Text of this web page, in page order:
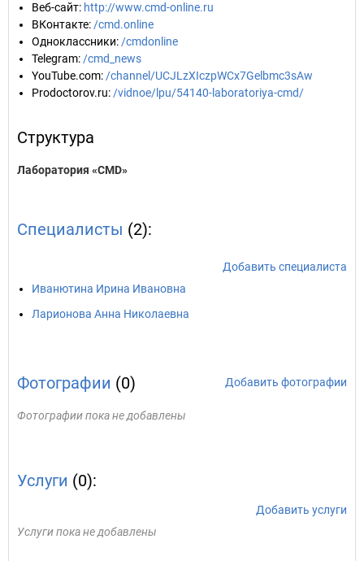
Веб-сайт: http://www.cmd-online.ru
ВКонтакте: /cmd.online
Одноклассники: /cmdonline
Telegram: /cmd_news
YouTube.com: /channel/UCJLzXIczpWCx7Gelbmc3sAw
Prodoctorov.ru: /vidnoe/lpu/54140-laboratoriya-cmd/
Структура
Лаборатория «CMD»
Специалисты (2):
Добавить специалиста
Иванютина Ирина Ивановна
Ларионова Анна Николаевна
Фотографии (0) Добавить фотографии
Фотографии пока не добавлены
Услуги (0):
Добавить услуги
Услуги пока не добавлены